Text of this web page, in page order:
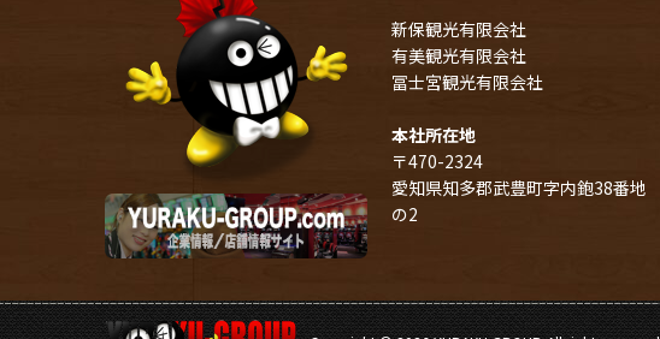
新保観光有限会社
有美観光有限会社
冨士宮観光有限会社
本社所在地
〒470-2324
愛知県知多郡武豊町字内鉋38番地
の2